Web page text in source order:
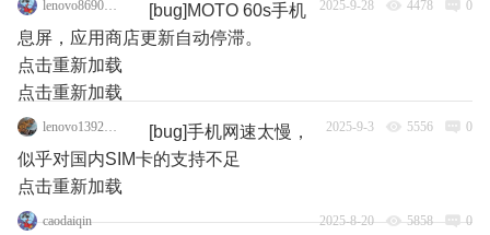
lenovo86904224 2025-9-28 4478 0
[bug]MOTO 60s手机
息屏，应用商店更新自动停滞。
点击重新加载
点击重新加载
lenovo139278711 2025-9-3 5556 0
[bug]手机网速太慢，
似乎对国内SIM卡的支持不足
点击重新加载
caodaiqin 2025-8-20 5858 0